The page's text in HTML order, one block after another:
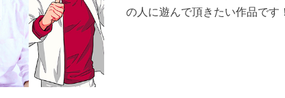
の人に遊んで頂きたい作品です！